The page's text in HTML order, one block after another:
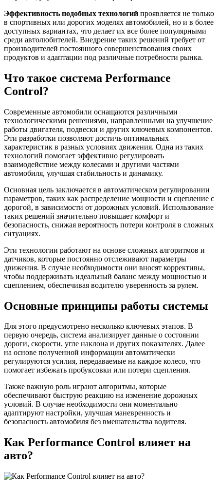
Эффективность подобных технологий проявляется не только
в спортивных или дорогих моделях автомобилей, но и в более
доступных вариантах, что делает их все более популярными
среди автолюбителей. Внедрение таких решений требует от
производителей постоянного совершенствования своих
продуктов и адаптации под различные потребности рынка.
Что такое система Performance
Control?
Современные автомобили оснащаются различными
технологическими решениями, направленными на улучшение
работы двигателя, подвески и других ключевых компонентов.
Эти разработки позволяют достичь оптимальных
характеристик в разных условиях движения. Одна из таких
технологий помогает эффективно регулировать
взаимодействие между колесами и другими частями
автомобиля, улучшая стабильность и динамику.
Основная цель заключается в автоматическом регулировании
параметров, таких как распределение мощности и сцепление с
дорогой, в зависимости от дорожных условий. Использование
таких решений значительно повышает комфорт и
безопасность, снижая вероятность потери контроля в сложных
ситуациях.
Эти технологии работают на основе сложных алгоритмов и
датчиков, которые постоянно отслеживают параметры
движения. В случае необходимости они вносят коррективы,
чтобы поддерживать идеальный баланс между мощностью и
сцеплением, обеспечивая водителю уверенность за рулем.
Основные принципы работы системы
Для этого предусмотрено несколько ключевых этапов. В
первую очередь, система анализирует данные о состоянии
дороги, скорости, угле наклона и других показателях. Далее
на основе полученной информации автоматически
регулируются усилия, передаваемые на каждое колесо, что
помогает избежать пробуксовки или потери сцепления.
Также важную роль играют алгоритмы, которые
обеспечивают быструю реакцию на изменение дорожных
условий. В случае необходимости они моментально
адаптируют настройки, улучшая маневренность и
безопасность автомобиля без вмешательства водителя.
Как Performance Control влияет на
авто?